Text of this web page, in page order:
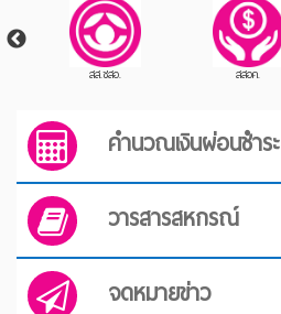
สส.ชสอ. สสอค.
คำนวณเงินผ่อนชำระ
วารสารสหกรณ์
จดหมายข่าว